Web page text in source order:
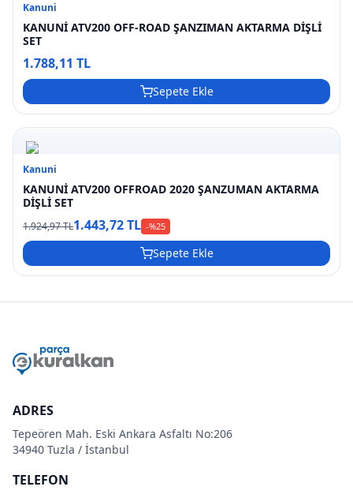
Kanuni
KANUNİ ATV200 OFF-ROAD ŞANZIMAN AKTARMA DİŞLİ
SET
1.788,11 TL
Sepete Ekle
Kanuni
KANUNİ ATV200 OFFROAD 2020 ŞANZUMAN AKTARMA
DİŞLİ SET
1.924,97 TL1.443,72 TL -%25
Sepete Ekle
ADRES
Tepeören Mah. Eski Ankara Asfaltı No:206
34940 Tuzla / İstanbul
TELEFON